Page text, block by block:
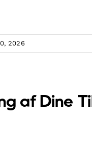
2026
af Dine